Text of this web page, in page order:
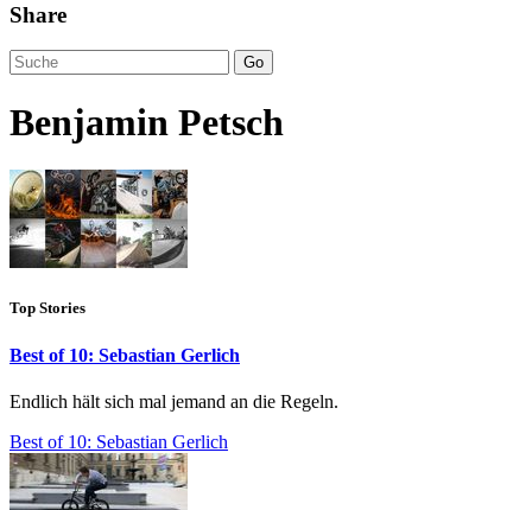
Share
Go
Benjamin Petsch
Top Stories
Best of 10: Sebastian Gerlich
Endlich hält sich mal jemand an die Regeln.
Best of 10: Sebastian Gerlich